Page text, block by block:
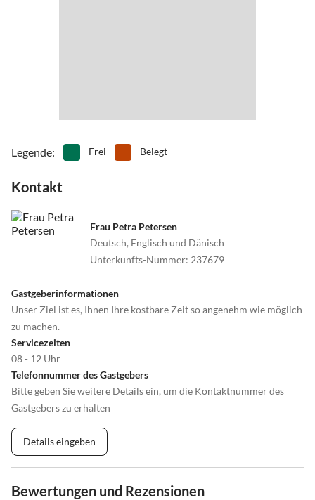
Legende: Frei Belegt
Kontakt
Frau Petra Petersen
Deutsch, Englisch und Dänisch
Unterkunfts-Nummer: 237679
Gastgeberinformationen
Unser Ziel ist es, Ihnen Ihre kostbare Zeit so angenehm wie möglich
zu machen.
Servicezeiten
08 - 12 Uhr
Telefonnummer des Gastgebers
Bitte geben Sie weitere Details ein, um die Kontaktnummer des
Gastgebers zu erhalten
Details eingeben
Bewertungen und Rezensionen